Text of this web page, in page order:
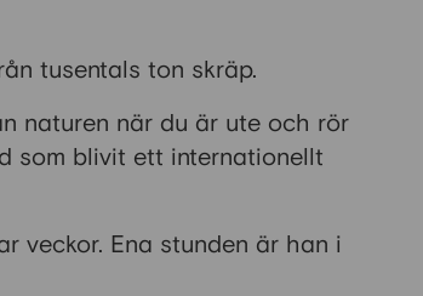
tusentals ton skräp.
naturen när du är ute och rör
som blivit ett internationellt
veckor. Ena stunden är han i